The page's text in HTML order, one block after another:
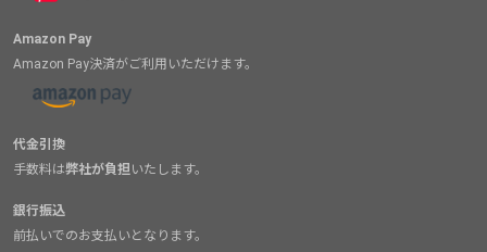
Amazon Pay
Amazon Pay決済がご利用いただけます。
代金引換
手数料は弊社が負担 いたします。
銀行振込
前払いでのお支払いとなります。